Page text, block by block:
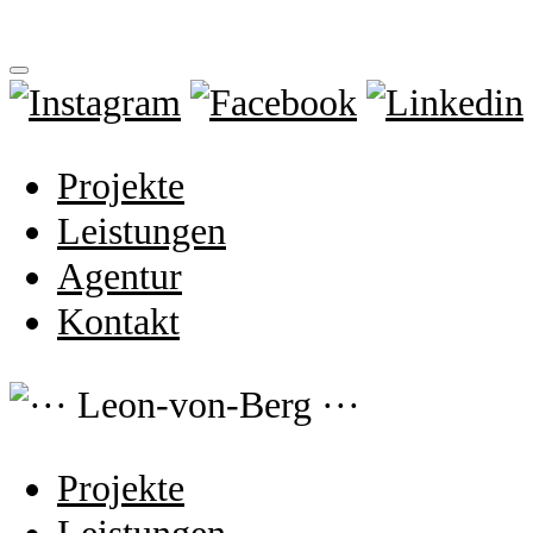
Projekte
Leistungen
Agentur
Kontakt
Projekte